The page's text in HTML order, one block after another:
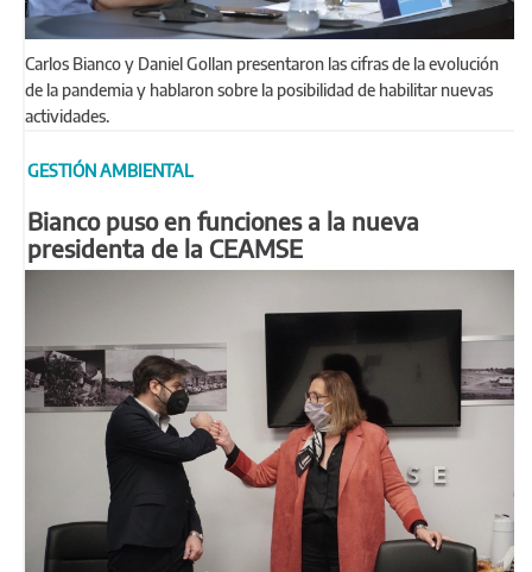
Carlos Bianco y Daniel Gollan presentaron las cifras de la evolución
de la pandemia y hablaron sobre la posibilidad de habilitar nuevas
actividades.
GESTIÓN AMBIENTAL
Bianco puso en funciones a la nueva
presidenta de la CEAMSE